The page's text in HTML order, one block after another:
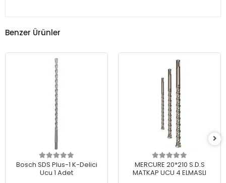
Benzer Ürünler
Bosch SDS Plus-1 K-Delici
Ucu 1 Adet
MERCURE 20*210 S.D.S
MATKAP UCU 4 ELMASLI